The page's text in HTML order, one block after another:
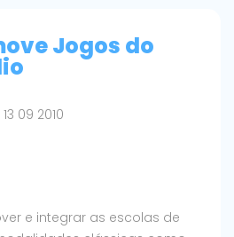
Jogos do
13 09 2010
e integrar as escolas de